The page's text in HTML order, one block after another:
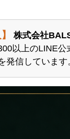
株式会社
以上のLINE公
発信しています